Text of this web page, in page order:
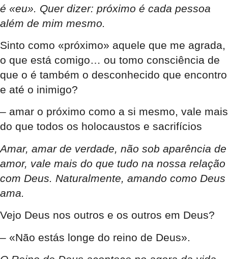
é «eu». Quer dizer: próximo é cada pessoa
além de mim mesmo.
Sinto como «próximo» aquele que me agrada,
o que está comigo… ou tomo consciência de
que o é também o desconhecido que encontro
e até o inimigo?
– amar o próximo como a si mesmo, vale mais
do que todos os holocaustos e sacrifícios
Amar, amar de verdade, não sob aparência de
amor, vale mais do que tudo na nossa relação
com Deus. Naturalmente, amando como Deus
ama.
Vejo Deus nos outros e os outros em Deus?
– «Não estás longe do reino de Deus».